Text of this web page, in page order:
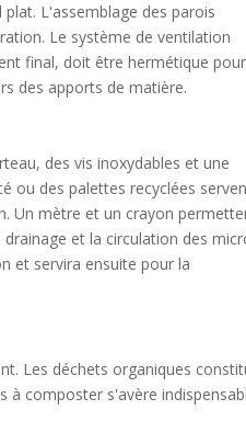
L'assemblage des parois
Le système de ventilation
final, doit être hermétique pour
des apports de matière.
des vis inoxydables et une
ou des palettes recyclées
Un mètre et un crayon
et la circulation des
et servira ensuite pour la
Les déchets organiques
à composter s'avère